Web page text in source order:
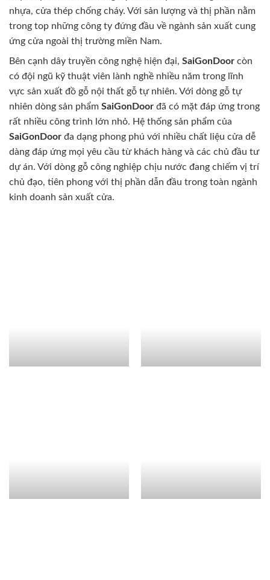
nhựa, cửa thép chống cháy. Với sản lượng và thị phần nằm
trong top những công ty đứng đầu về ngành sản xuất cung
ứng cửa ngoài thị trường miền Nam.
Bên cạnh dây truyền công nghệ hiện đại, SaiGonDoor còn
có đội ngũ kỹ thuật viên lành nghề nhiều năm trong lĩnh
vực sản xuất đồ gỗ nội thất gỗ tự nhiên. Với dòng gỗ tự
nhiên dòng sản phẩm SaiGonDoor đã có mặt đáp ứng trong
rất nhiều công trình lớn nhỏ. Hệ thống sản phẩm của
SaiGonDoor đa dạng phong phú với nhiều chất liệu cửa dễ
dàng đáp ứng mọi yêu cầu từ khách hàng và các chủ đầu tư
dự án. Với dòng gỗ công nghiệp chịu nước đang chiếm vị trí
chủ đạo, tiên phong với thị phần dẫn đầu trong toàn ngành
kinh doanh sản xuất cửa.